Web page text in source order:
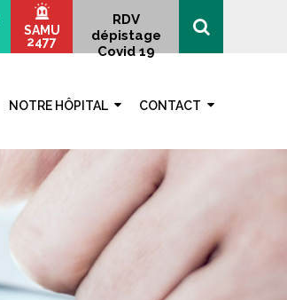
SAMU
2477
RDV
dépistage
Covid 19
NOTRE HÔPITAL CONTACT